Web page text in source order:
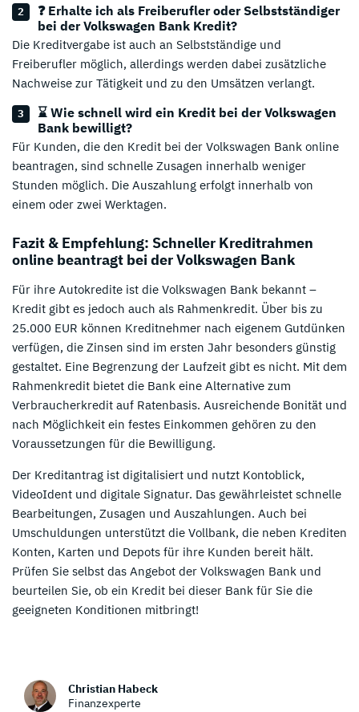
❓ Erhalte ich als Freiberufler oder Selbstständiger
bei der Volkswagen Bank Kredit?
Die Kreditvergabe ist auch an Selbstständige und
Freiberufler möglich, allerdings werden dabei zusätzliche
Nachweise zur Tätigkeit und zu den Umsätzen verlangt.
⌛ Wie schnell wird ein Kredit bei der Volkswagen
Bank bewilligt?
Für Kunden, die den Kredit bei der Volkswagen Bank online
beantragen, sind schnelle Zusagen innerhalb weniger
Stunden möglich. Die Auszahlung erfolgt innerhalb von
einem oder zwei Werktagen.
Fazit & Empfehlung: Schneller Kreditrahmen
online beantragt bei der Volkswagen Bank
Für ihre Autokredite ist die Volkswagen Bank bekannt –
Kredit gibt es jedoch auch als Rahmenkredit. Über bis zu
25.000 EUR können Kreditnehmer nach eigenem Gutdünken
verfügen, die Zinsen sind im ersten Jahr besonders günstig
gestaltet. Eine Begrenzung der Laufzeit gibt es nicht. Mit dem
Rahmenkredit bietet die Bank eine Alternative zum
Verbraucherkredit auf Ratenbasis. Ausreichende Bonität und
nach Möglichkeit ein festes Einkommen gehören zu den
Voraussetzungen für die Bewilligung.
Der Kreditantrag ist digitalisiert und nutzt Kontoblick,
VideoIdent und digitale Signatur. Das gewährleistet schnelle
Bearbeitungen, Zusagen und Auszahlungen. Auch bei
Umschuldungen unterstützt die Vollbank, die neben Krediten
Konten, Karten und Depots für ihre Kunden bereit hält.
Prüfen Sie selbst das Angebot der Volkswagen Bank und
beurteilen Sie, ob ein Kredit bei dieser Bank für Sie die
geeigneten Konditionen mitbringt!
Christian Habeck
Finanzexperte